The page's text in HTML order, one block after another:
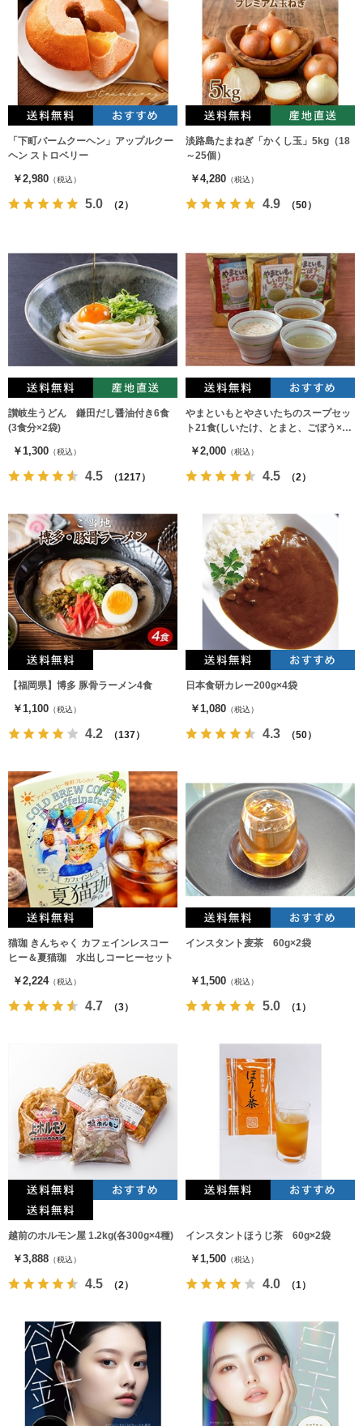
「下町バームクーヘン」アップルクー
ヘン ストロベリー
￥2,980 （税込）
5.0 （2）
淡路島たまねぎ「かくし玉」5kg（18
～25個）
￥4,280 （税込）
4.9 （50）
讃岐生うどん 鎌田だし醤油付き6食
(3食分×2袋)
￥1,300 （税込）
4.5 （1217）
やまといもとやさいたちのスープセッ
ト21食(しいたけ、とまと、ごぼう×各
￥2,000 （税込）
4.5 （2）
【福岡県】博多 豚骨ラーメン4食
￥1,100 （税込）
4.2 （137）
日本食研カレー200g×4袋
￥1,080 （税込）
4.3 （50）
猫珈 きんちゃく カフェインレスコー
ヒー＆夏猫珈 水出しコーヒーセット
￥2,224（税込）
4.7 （3）
インスタント麦茶 60g×2袋
￥1,500 （税込）
5.0 （1）
越前のホルモン屋 1.2kg(各300g×4種)
￥3,888 （税込）
4.5 （2）
インスタントほうじ茶 60g×2袋
￥1,500 （税込）
4.0 （1）